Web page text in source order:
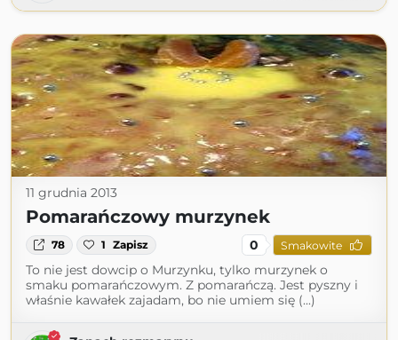
11 grudnia 2013
Pomarańczowy murzynek
78 1 Zapisz 0 Smakowite
To nie jest dowcip o Murzynku, tylko murzynek o
smaku pomarańczowym. Z pomarańczą. Jest pyszny i
właśnie kawałek zajadam, bo nie umiem się (...)